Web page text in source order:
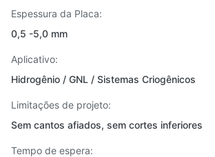
Espessura da Placa:
0,5 -5,0 mm
Aplicativo:
Hidrogênio / GNL / Sistemas Criogênicos
Limitações de projeto:
Sem cantos afiados, sem cortes inferiores
Tempo de espera: